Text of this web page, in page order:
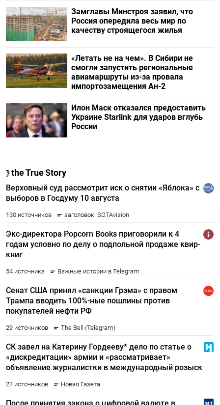
Замглавы Минстроя заявил, что
Россия опередила весь мир по
качеству строящегося жилья
«Летать не на чем». В Сибири не
смогли запустить региональные
авиамаршруты из-за провала
импортозамещения Ан-2
Илон Маск отказался предоставить
Украине Starlink для ударов вглубь
России